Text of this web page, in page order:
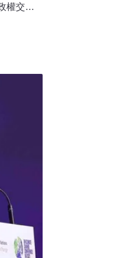
權交接
計劃
任的
1000億
候適應